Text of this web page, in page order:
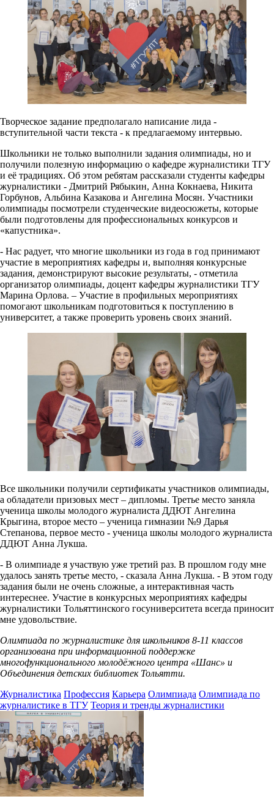
Творческое задание предполагало написание лида -
вступительной части текста - к предлагаемому интервью.
Школьники не только выполнили задания олимпиады, но и
получили полезную информацию о кафедре журналистики ТГУ
и её традициях. Об этом ребятам рассказали студенты кафедры
журналистики - Дмитрий Рябыкин, Анна Кокнаева, Никита
Горбунов, Альбина Казакова и Ангелина Мосян. Участники
олимпиады посмотрели студенческие видеосюжеты, которые
были подготовлены для профессиональных конкурсов и
«капустника».
- Нас радует, что многие школьники из года в год принимают
участие в мероприятиях кафедры и, выполняя конкурсные
задания, демонстрируют высокие результаты, - отметила
организатор олимпиады, доцент кафедры журналистики ТГУ
Марина Орлова. – Участие в профильных мероприятиях
помогают школьникам подготовиться к поступлению в
университет, а также проверить уровень своих знаний.
Все школьники получили сертификаты участников олимпиады,
а обладатели призовых мест – дипломы. Третье место заняла
ученица школы молодого журналиста ДДЮТ Ангелина
Крыгина, второе место – ученица гимназии №9 Дарья
Степанова, первое место - ученица школы молодого журналиста
ДДЮТ Анна Лукша.
- В олимпиаде я участвую уже третий раз. В прошлом году мне
удалось занять третье место, - сказала Анна Лукша. - В этом году
задания были не очень сложные, а интерактивная часть
интереснее. Участие в конкурсных мероприятиях кафедры
журналистики Тольяттинского госуниверситета всегда приносит
мне удовольствие.
Олимпиада по журналистике для школьников 8-11 классов
организована при информационной поддержке
многофункционального молодёжного центра «Шанс» и
Объединения детских библиотек Тольятти.
Журналистика Профессия Карьера Олимпиада Олимпиада по
журналистике в ТГУ Теория и тренды журналистики